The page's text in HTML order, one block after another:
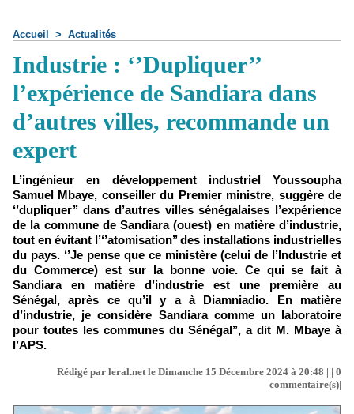
Accueil > Actualités
Industrie : ‘’Dupliquer’’
l’expérience de Sandiara dans
d’autres villes, recommande un
expert
L’ingénieur en développement industriel Youssoupha
Samuel Mbaye, conseiller du Premier ministre, suggère de
‘’dupliquer’’ dans d’autres villes sénégalaises l’expérience
de la commune de Sandiara (ouest) en matière d’industrie,
tout en évitant l’‘’atomisation’’ des installations industrielles
du pays. ‘’Je pense que ce ministère (celui de l’Industrie et
du Commerce) est sur la bonne voie. Ce qui se fait à
Sandiara en matière d’industrie est une première au
Sénégal, après ce qu’il y a à Diamniadio. En matière
d’industrie, je considère Sandiara comme un laboratoire
pour toutes les communes du Sénégal’’, a dit M. Mbaye à
l’APS.
Rédigé par leral.net le Dimanche 15 Décembre 2024 à 20:48 | | 0
commentaire(s)|